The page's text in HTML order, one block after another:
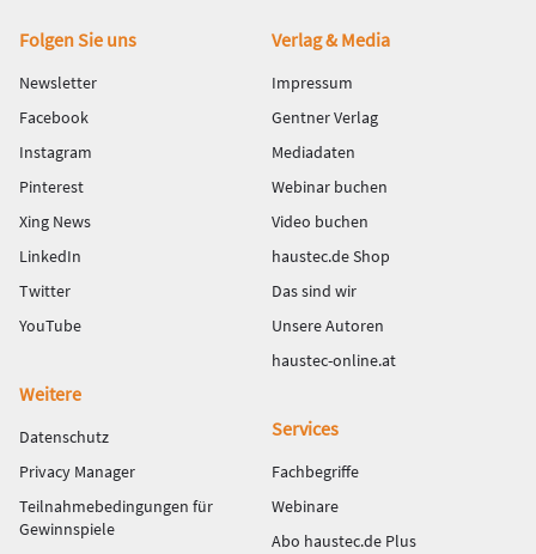
Fußbereich
Folgen Sie uns
Newsletter
Facebook
Instagram
Pinterest
Xing News
LinkedIn
Twitter
YouTube
Verlag & Media
Impressum
Gentner Verlag
Mediadaten
Webinar buchen
Video buchen
haustec.de Shop
Das sind wir
Unsere Autoren
haustec-online.at
Weitere
Datenschutz
Privacy Manager
Teilnahmebedingungen für
Gewinnspiele
Services
Fachbegriffe
Webinare
Abo haustec.de Plus